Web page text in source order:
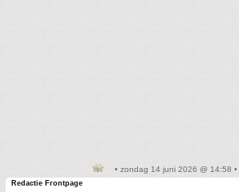
• zondag 14 juni 2026 @ 14:58 •
Redactie Frontpage